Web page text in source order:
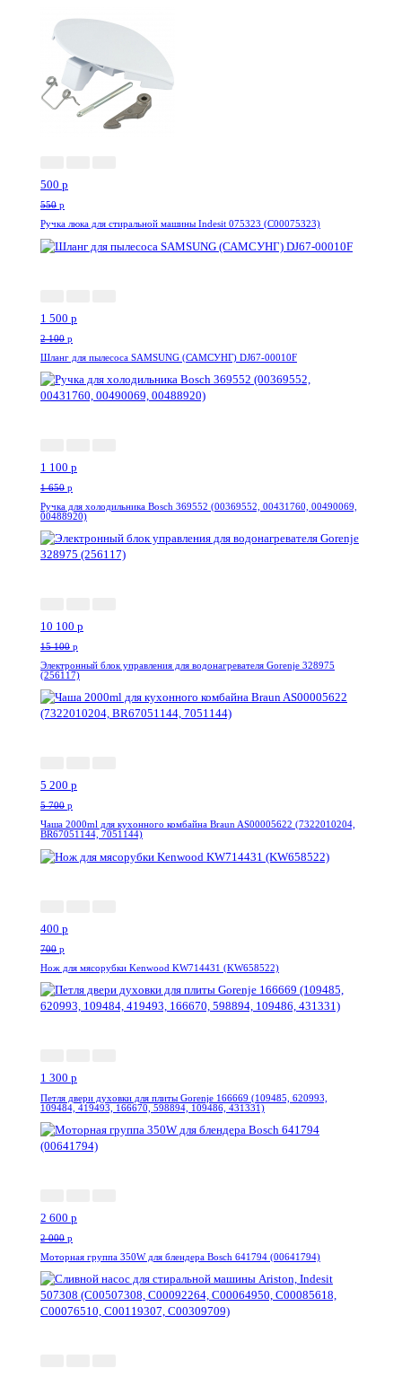
500 p
550 p
Ручка люка для стиральной машины Indesit 075323 (C00075323)
1 500 p
2 100 p
Шланг для пылесоса SAMSUNG (САМСУНГ) DJ67-00010F
1 100 p
1 650 p
Ручка для холодильника Bosch 369552 (00369552, 00431760, 00490069,
00488920)
10 100 p
15 100 p
Электронный блок управления для водонагревателя Gorenje 328975
(256117)
5 200 p
5 700 p
Чаша 2000ml для кухонного комбайна Braun AS00005622 (7322010204,
BR67051144, 7051144)
400 p
700 p
Нож для мясорубки Kenwood KW714431 (KW658522)
1 300 p
Петля двери духовки для плиты Gorenje 166669 (109485, 620993,
109484, 419493, 166670, 598894, 109486, 431331)
2 600 p
2 000 p
Моторная группа 350W для блендера Bosch 641794 (00641794)